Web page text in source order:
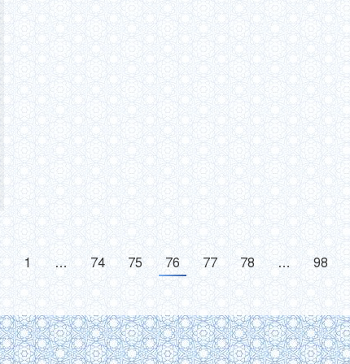
1 … 74 75 76 77 78 … 98